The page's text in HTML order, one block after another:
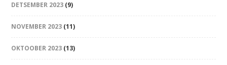
DETSEMBER 2023 (9)
NOVEMBER 2023 (11)
OKTOOBER 2023 (13)